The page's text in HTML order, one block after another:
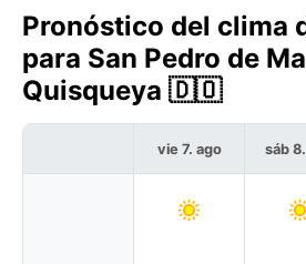
Pronóstico del clima
para San Pedro de
Quisqueya 🇩🇴
vie 7. ago sáb